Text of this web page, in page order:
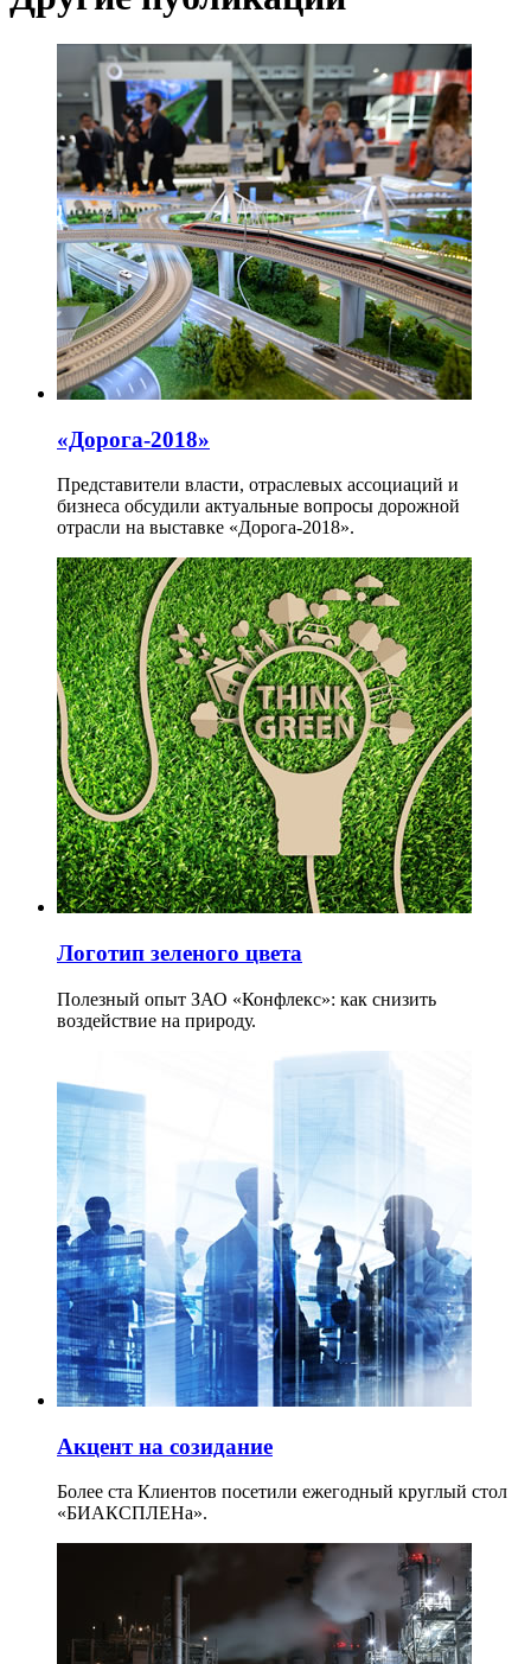
«Дорога-2018»
Представители власти, отраслевых ассоциаций и
бизнеса обсудили актуальные вопросы дорожной
отрасли на выставке «Дорога-2018».
Логотип зеленого цвета
Полезный опыт ЗАО «Конфлекс»: как снизить
воздействие на природу.
Акцент на созидание
Более ста Клиентов посетили ежегодный круглый стол
«БИАКСПЛЕНа».